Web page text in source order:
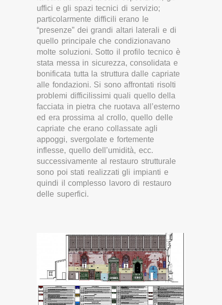
uffici e gli spazi tecnici di servizio;
particolarmente difficili erano le
“presenze” dei grandi altari laterali e di
quello principale che condizionavano
molte soluzioni. Sotto il profilo tecnico è
stata messa in sicurezza, consolidata e
bonificata tutta la struttura dalle capriate
alle fondazioni. Si sono affrontati risolti
problemi difficilissimi quali quello della
facciata in pietra che ruotava all’esterno
ed era prossima al crollo, quello delle
capriate che erano collassate agli
appoggi, svergolate e fortemente
inflesse, quello dell’umidità, ecc.
successivamente al restauro strutturale
sono poi stati realizzati gli impianti e
quindi il complesso lavoro di restauro
delle superfici.